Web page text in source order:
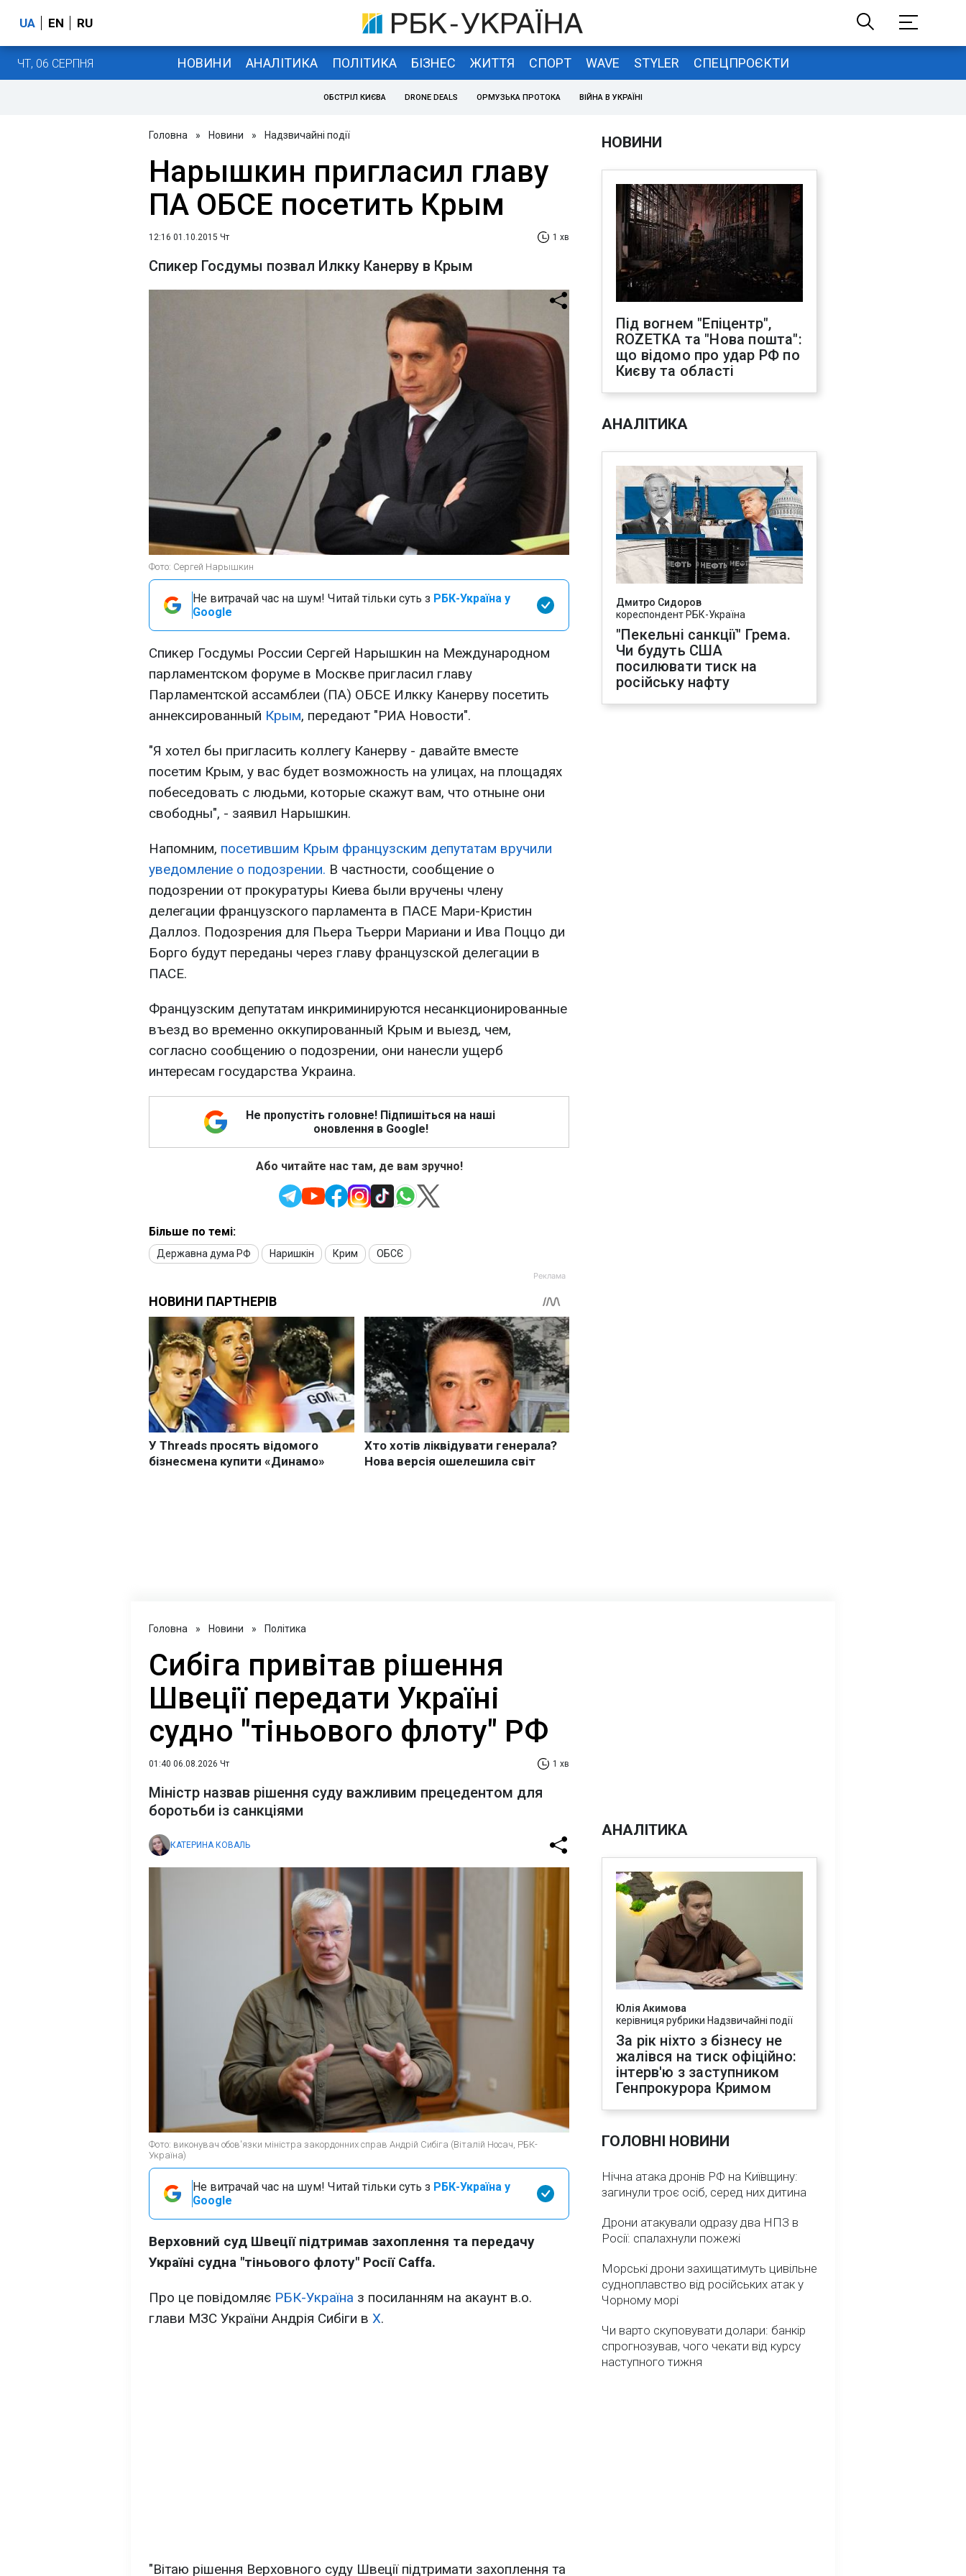
UA EN RU
ЧТ, 06 СЕРПНЯ НОВИНИ АНАЛІТИКА ПОЛІТИКА БІЗНЕС ЖИТТЯ СПОРТ WAVE STYLER СПЕЦПРОЄКТИ
ОБСТРІЛ КИЄВА DRONE DEALS ОРМУЗЬКА ПРОТОКА ВІЙНА В УКРАЇНІ
Головна » Новини » Надзвичайні події
Нарышкин пригласил главу
ПА ОБСЕ посетить Крым
12:16 01.10.2015 Чт 1 хв
Спикер Госдумы позвал Илкку Канерву в Крым
Фото: Сергей Нарышкин
Не витрачай час на шум! Читай тільки суть з РБК-Україна у
Google
Спикер Госдумы России Сергей Нарышкин на Международном
парламентском форуме в Москве пригласил главу
Парламентской ассамблеи (ПА) ОБСЕ Илкку Канерву посетить
аннексированный Крым, передают "РИА Новости".
"Я хотел бы пригласить коллегу Канерву - давайте вместе
посетим Крым, у вас будет возможность на улицах, на площадях
побеседовать с людьми, которые скажут вам, что отныне они
свободны", - заявил Нарышкин.
Напомним, посетившим Крым французским депутатам вручили
уведомление о подозрении. В частности, сообщение о
подозрении от прокуратуры Киева были вручены члену
делегации французского парламента в ПАСЕ Мари-Кристин
Даллоз. Подозрения для Пьера Тьерри Мариани и Ива Поццо ди
Борго будут переданы через главу французской делегации в
ПАСЕ.
Французским депутатам инкриминируются несанкционированные
въезд во временно оккупированный Крым и выезд, чем,
согласно сообщению о подозрении, они нанесли ущерб
интересам государства Украина.
Не пропустіть головне! Підпишіться на наші
оновлення в Google!
Або читайте нас там, де вам зручно!
Більше по темі:
Державна дума РФ Наришкін Крим ОБСЄ
НОВИНИ
Під вогнем "Епіцентр",
ROZETKA та "Нова пошта":
що відомо про удар РФ по
Києву та області
АНАЛІТИКА
Дмитро Сидоров
кореспондент РБК-Україна
"Пекельні санкції" Грема.
Чи будуть США
посилювати тиск на
російську нафту
Головна » Новини » Політика
Сибіга привітав рішення
Швеції передати Україні
судно "тіньового флоту" РФ
01:40 06.08.2026 Чт 1 хв
Міністр назвав рішення суду важливим прецедентом для
боротьби із санкціями
КАТЕРИНА КОВАЛЬ
Фото: виконувач обов'язки міністра закордонних справ Андрій Сибіга (Віталій Носач, РБК-
Україна)
Не витрачай час на шум! Читай тільки суть з РБК-Україна у
Google
Верховний суд Швеції підтримав захоплення та передачу
Україні судна "тіньового флоту" Росії Caffa.
Про це повідомляє РБК-Україна з посиланням на акаунт в.о.
глави МЗС України Андрія Сибіги в Х.
"Вітаю рішення Верховного суду Швеції підтримати захоплення та
АНАЛІТИКА
Юлія Акимова
керівниця рубрики Надзвичайні події
За рік ніхто з бізнесу не
жалівся на тиск офіційно:
інтерв'ю з заступником
Генпрокурора Кримом
ГОЛОВНІ НОВИНИ
Нічна атака дронів РФ на Київщину:
загинули троє осіб, серед них дитина
Дрони атакували одразу два НПЗ в
Росії: спалахнули пожежі
Морські дрони захищатимуть цивільне
судноплавство від російських атак у
Чорному морі
Чи варто скуповувати долари: банкір
спрогнозував, чого чекати від курсу
наступного тижня